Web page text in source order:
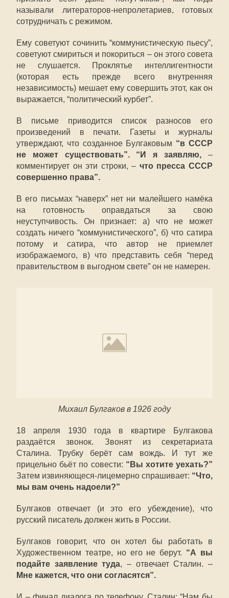
называли литераторов-непролетариев, готовых
сотрудничать с режимом.
Ему советуют сочинить “коммунистическую пьесу”,
советуют смириться и покориться – он этого совета
не слушается. Проклятье интеллигентности
(которая есть прежде всего внутренняя
независимость) мешает ему совершить этот, как он
выражается, “политический курбет”.
В письме приводится список разносов его
произведений в печати. Газеты и журналы
утверждают, что созданное Булгаковым “в СССР
не может существовать”. “И я заявляю, –
комментирует он эти строки, – что пресса СССР
совершенно права”.
В его письмах “наверх” нет ни малейшего намёка
на готовность оправдаться за свою
неуступчивость. Он признает: а) что не может
создать ничего “коммунистического”, б) что сатира
потому и сатира, что автор не приемлет
изображаемого, в) что представить себя “перед
правительством в выгодном свете” он не намерен.
Михаил Булгаков в 1926 году
18 апреля 1930 года в квартире Булгакова
раздаётся звонок. Звонят из секретариата
Сталина. Трубку берёт сам вождь. И тут же
прицельно бьёт по совести: “Вы хотите уехать?”
Затем извиняющеся-лицемерно спрашивает: “Что,
мы вам очень надоели?”
Булгаков отвечает (и это его убеждение), что
русский писатель должен жить в России.
Булгаков говорит, что он хотел бы работать в
Художественном театре, но его не берут. “А вы
подайте заявление туда, – отвечает Сталин. –
Мне кажется, что они согласятся”.